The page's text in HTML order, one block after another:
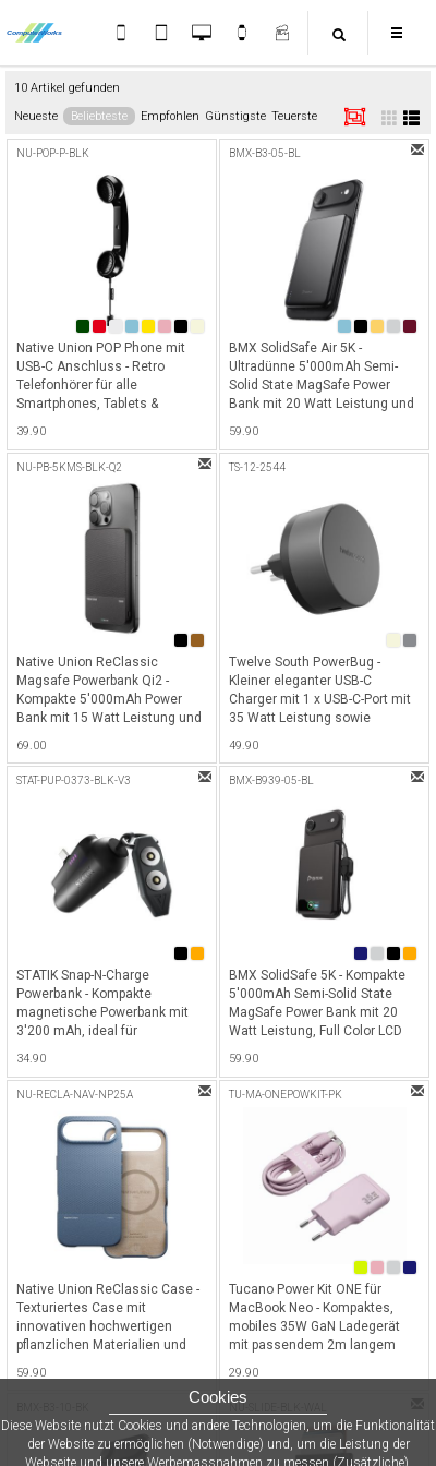
10 Artikel gefunden
Neueste Beliebteste Empfohlen Günstigste Teuerste
NU-POP-P-BLK
Native Union POP Phone mit
USB-C Anschluss - Retro
Telefonhörer für alle
Smartphones, Tablets &
hochwertigem Mikrofon &
Videoanrufe & Online-
Meetings) - Black
39.90
BMX-B3-05-BL
BMX SolidSafe Air 5K -
Ultradünne 5'000mAh Semi-
Solid State MagSafe Power
Bank mit 20 Watt Leistung und
59.90
NU-PB-5KMS-BLK-Q2
Native Union ReClassic
Magsafe Powerbank Qi2 -
Kompakte 5'000mAh Power
Bank mit 15 Watt Leistung und
Charging Funktion - Black
69.00
TS-12-2544
Twelve South PowerBug -
Kleiner eleganter USB-C
Charger mit 1 x USB-C-Port mit
35 Watt Leistung sowie
fähigen Geräte - Slate
49.90
STAT-PUP-0373-BLK-V3
STATIK Snap-N-Charge
Powerbank - Kompakte
magnetische Powerbank mit
3'200 mAh, ideal für
magnetischen USB-C, Lightning
34.90
BMX-B939-05-BL
BMX SolidSafe 5K - Kompakte
5'000mAh Semi-Solid State
MagSafe Power Bank mit 20
Watt Leistung, Full Color LCD
inkl. USB-C Kabel als Anhänger -
59.90
NU-RECLA-NAV-NP25A
Native Union ReClassic Case -
Texturiertes Case mit
innovativen hochwertigen
pflanzlichen Materialien und
iPhone Air, kompatibel mit
59.90
TU-MA-ONEPOWKIT-PK
Tucano Power Kit ONE für
MacBook Neo - Kompaktes,
mobiles 35W GaN Ladegerät
mit passendem 2m langem
eleganten Farben Deines
MacBook Neo - Blush / Rosa
29.90
Cookies
Diese Website nutzt Cookies und andere Technologien, um die Funktionalität
der Website zu ermöglichen (Notwendige) und, um die Leistung der
Webseite und unsere Werbemassnahmen zu messen (Zusätzliche).